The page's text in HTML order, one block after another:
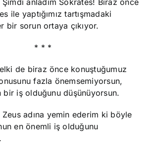
Şimdi anladım Sokrates! Biraz önce
ile yaptığımız tartışmadaki
bir sorun ortaya çıkıyor.
* * *
de biraz önce konuştuğumuz
fazla önemsemiyorsun,
bir iş olduğunu düşünüyorsun.
Zeus adına yemin ederim ki böyle
en önemli iş olduğunu